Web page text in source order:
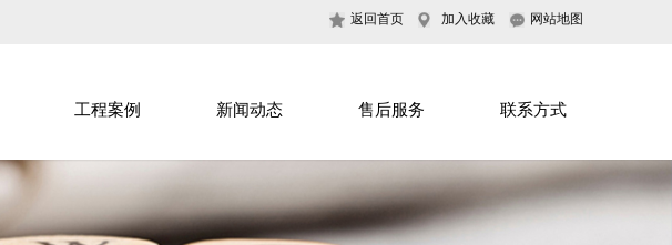
返回首页 加入收藏 网站地图
工程案例 新闻动态 售后服务 联系方式